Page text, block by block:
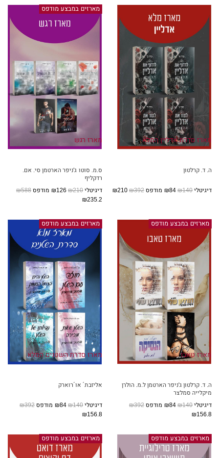
מארז סדרת אדליין המלא
ה. ד. קרלטון
דיגיטלי₪140 מודפס₪392
מארזים במבצע מודפס
מארז רגש
ס.מ. סוטו ג'ניפר הארטמן סי. אם.
רדקליף
דיגיטלי₪210 מודפס₪588
₪235.2
מארזים במבצע מודפס
מארז טאבו
ה. ד. קרלטון ג'ניפר הארטמןל.מ. הולרן
מיקלייה סמלצר
דיגיטלי₪140 מודפס₪392
₪156.8
מארזים במבצע מודפס
מארז סדרת השטנים המלא
אליזבת´ או´רוארק
דיגיטלי₪140 מודפס₪392
₪156.8
מארזים במבצע מודפס מארזים במבצע מודפס